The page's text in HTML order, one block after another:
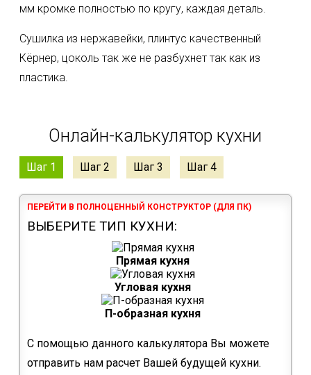
мм кромке полностью по кругу, каждая деталь.
Сушилка из нержавейки, плинтус качественный
Кëрнер, цоколь так же не разбухнет так как из
пластика.
Онлайн-калькулятор кухни
Шаг 1 Шаг 2 Шаг 3 Шаг 4
ПЕРЕЙТИ В ПОЛНОЦЕННЫЙ КОНСТРУКТОР (ДЛЯ ПК)
ВЫБЕРИТЕ ТИП КУХНИ:
Прямая кухня
Угловая кухня
П-образная кухня
С помощью данного калькулятора Вы можете
отправить нам расчет Вашей будущей кухни.